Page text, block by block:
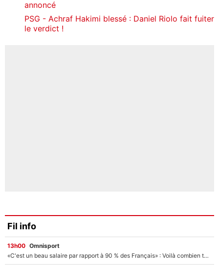
annoncé
PSG - Achraf Hakimi blessé : Daniel Riolo fait fuiter
le verdict !
Fil info
13h00 Omnisport
«C'est un beau salaire par rapport à 90 % des Français» : Voilà combien touchait Nelson Monfort sur France Télévisions avant de rejoindre CNews